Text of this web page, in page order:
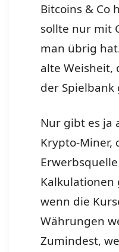
Bitcoins & Co
sollte nur mit
man übrig
alte Weisheit,
der Spielbank
Nur gibt es ja
Krypto-Miner,
Kalkulationen
wenn die
Währungen
Zumindest,